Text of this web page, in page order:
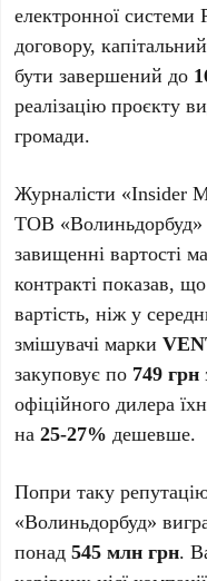
електронної системи
договору,
бути завершений до
реалізацію проєкту
громади.
Журналісти «Insider
ТОВ «Волиньдорбуд»
завищенні вартості
контракті показав,
вартість, ніж у
змішувачі марки
закуповує по 749 грн
офіційного дилера
на25-27% дешевше.
Попри таку
«Волиньдорбуд»
понад545 млн грн.